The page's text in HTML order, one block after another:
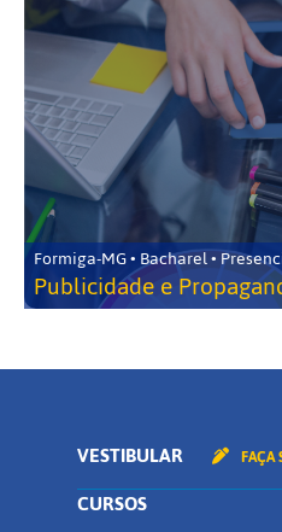
Formiga-MG • Bacharel •
Publicidade e
VESTIBULAR FAÇA
CURSOS